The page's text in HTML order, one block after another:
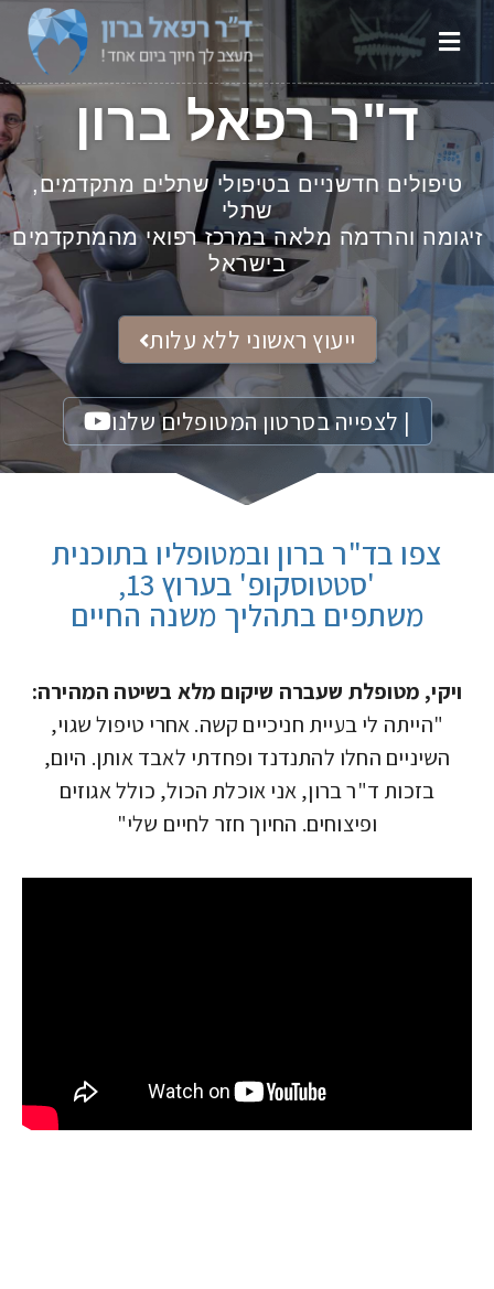
דף הבית
ד"ר רפאל ברון
טיפולים חדשניים בטיפולי שתלים מתקדמים,
שתלי
זיגומה והרדמה מלאה במרכז רפואי מהמתקדמים
בישראל
ייעוץ ראשוני ללא עלות
| לצפייה בסרטון המטופלים שלנו
צפו בד"ר ברון ובמטופליו בתוכנית
'סטטוסקופ' בערוץ 13,
משתפים בתהליך משנה החיים
ויקי, מטופלת שעברה שיקום מלא בשיטה המהירה:
"הייתה לי בעיית חניכיים קשה. אחרי טיפול שגוי,
השיניים החלו להתנדנד ופחדתי לאבד אותן. היום,
בזכות ד"ר ברון, אני אוכלת הכול, כולל אגוזים
ופיצוחים. החיוך חזר לחיים שלי"